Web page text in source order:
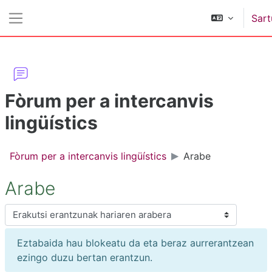
Fòrum per a intercanvis
lingüístics
Fòrum per a intercanvis lingüístics Arabe
Arabe
Erakusteko modua
Eztabaida hau blokeatu da eta beraz aurrerantzean
ezingo duzu bertan erantzun.